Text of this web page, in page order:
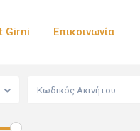
Girni Επικοινωνία